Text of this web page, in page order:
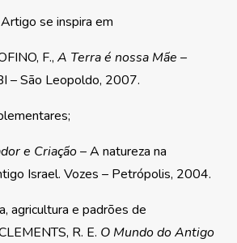
se inspira em
F., A Terra é nossa Mãe –
– São Leopoldo, 2007.
e Criação– A natureza na
Israel. Vozes – Petrópolis, 2004.
agricultura e padrões de
R. E. O Mundo do Antigo